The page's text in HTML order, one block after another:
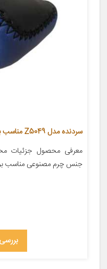
سردنده مدل Z5049 مناسب برای ساینا
جنس چرم مصنوعی مناسب